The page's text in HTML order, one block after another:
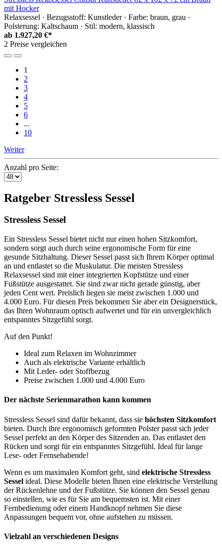
mit Hocker
Relaxsessel · Bezugsstoff: Kunstleder · Farbe: braun, grau ·
Polsterung: Kaltschaum · Stil: modern, klassisch
ab 1.927,20 €*
2 Preise vergleichen
1
2
3
4
5
6
...
10
Weiter
Anzahl pro Seite:
Ratgeber Stressless Sessel
Stressless Sessel
Ein Stressless Sessel bietet nicht nur einen hohen Sitzkomfort,
sondern sorgt auch durch seine ergonomische Form für eine
gesunde Sitzhaltung. Dieser Sessel passt sich Ihrem Körper optimal
an und entlastet so die Muskulatur. Die meisten Stressless
Relaxsessel sind mit einer integrierten Kopfstütze und einer
Fußstütze ausgestattet. Sie sind zwar nicht gerade günstig, aber
jeden Cent wert. Preislich liegen sie meist zwischen 1.000 und
4.000 Euro. Für diesen Preis bekommen Sie aber ein Designerstück,
das Ihren Wohnraum optisch aufwertet und für ein unvergleichlich
entspanntes Sitzgefühl sorgt.
Auf den Punkt!
Ideal zum Relaxen im Wohnzimmer
Auch als elektrische Variante erhältlich
Mit Leder- oder Stoffbezug
Preise zwischen 1.000 und 4.000 Euro
Der nächste Serienmarathon kann kommen
Stressless Sessel sind dafür bekannt, dass sie höchsten Sitzkomfort
bieten. Durch ihre ergonomisch geformten Polster passt sich jeder
Sessel perfekt an den Körper des Sitzenden an. Das entlastet den
Rücken und sorgt für ein entspanntes Sitzgefühl. Ideal für lange
Lese- oder Fernsehabende!
Wenn es um maximalen Komfort geht, sind elektrische Stressless
Sessel ideal. Diese Modelle bieten Ihnen eine elektrische Verstellung
der Rückenlehne und der Fußstütze. Sie können den Sessel genau
so einstellen, wie es für Sie am bequemsten ist. Mit einer
Fernbedienung oder einem Handknopf nehmen Sie diese
Anpassungen bequem vor, ohne aufstehen zu müssen.
Vielzahl an verschiedenen Designs